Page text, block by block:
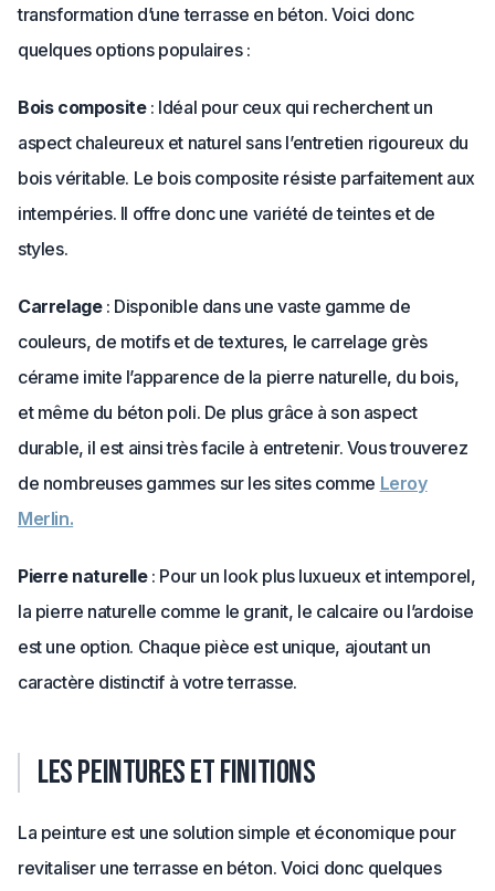
transformation d’une terrasse en béton. Voici donc
quelques options populaires :
Bois composite: Idéal pour ceux qui recherchent un
aspect chaleureux et naturel sans l’entretien rigoureux du
bois véritable. Le bois composite résiste parfaitement aux
intempéries. Il offre donc une variété de teintes et de
styles.
Carrelage: Disponible dans une vaste gamme de
couleurs, de motifs et de textures, le carrelage grès
cérame imite l’apparence de la pierre naturelle, du bois,
et même du béton poli. De plus grâce à son aspect
durable, il est ainsi très facile à entretenir. Vous trouverez
de nombreuses gammes sur les sites comme Leroy
Merlin.
Pierre naturelle: Pour un look plus luxueux et intemporel,
la pierre naturelle comme le granit, le calcaire ou l’ardoise
est une option. Chaque pièce est unique, ajoutant un
caractère distinctif à votre terrasse.
Les peintures et finitions
La peinture est une solution simple et économique pour
revitaliser une terrasse en béton. Voici donc quelques